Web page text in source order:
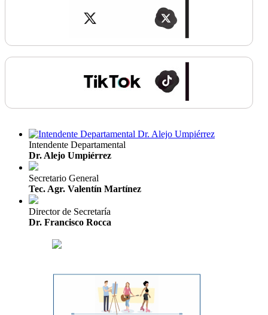
Intendente Departamental
Dr. Alejo Umpiérrez
Secretario General
Tec. Agr. Valentín Martínez
Director de Secretaría
Dr. Francisco Rocca